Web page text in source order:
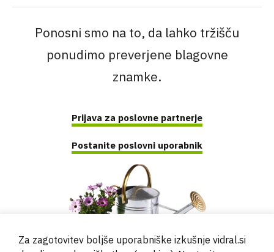
Ponosni smo na to, da lahko tržišču
ponudimo preverjene blagovne
znamke.
Prijava za poslovne partnerje
Postanite poslovni uporabnik
Za zagotovitev boljše uporabniške izkušnje vidral.si